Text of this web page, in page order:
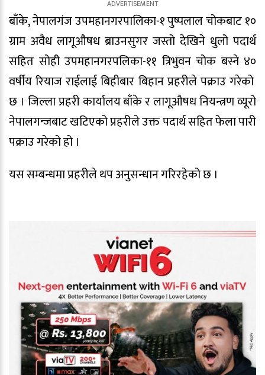
बाँके, नेपालगंज उपमहानगरपालिका-१ पुष्पलाल चोकबाट १०
ग्राम अवैध लागूऔषध ब्राउनसुगर जस्तो देखिने धुलो पदार्थ
सहित सोही उपमहानगरपलिका-११ त्रिभुवन चोक बस्ने ४०
वर्षीय रियाज राईलाई बिहीबार बिहान प्रहरीले पक्राउ गरेको
छ । जिल्ला प्रहरी कार्यालय बाँके र लागूऔषध नियन्त्रण व्यूरो
नेपालगन्जबाट खटिएको प्रहरीले उक्त पदार्थ सहित फेला पारी
पक्राउ गरेको हो ।
यस सम्बन्धमा प्रहरीले थप अनुसन्धान गरिरहेको छ ।